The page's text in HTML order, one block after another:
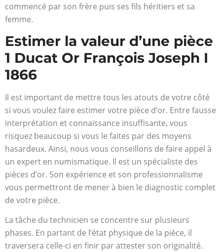
commencé par son frère puis ses fils héritiers et sa
femme.
Estimer la valeur d’une pièce
1 Ducat Or François Joseph I
1866
Il est important de mettre tous les atouts de votre côté
si vous voulez faire estimer votre pièce d’or. Entre fausse
interprétation et connaissance insuffisante, vous
risquez beaucoup si vous le faites par des moyens
hasardeux. Ainsi, nous vous conseillons de faire appel à
un expert en numismatique. Il est un spécialiste des
pièces d’or. Son expérience et son professionnalisme
vous permettront de mener à bien le diagnostic complet
de votre pièce.
La tâche du technicien se concentre sur plusieurs
phases. En partant de l’état physique de la pièce, il
traversera celle-ci en finir par attester son originalité.